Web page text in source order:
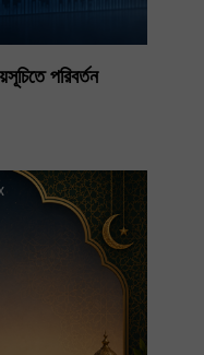
পরিবর্তন